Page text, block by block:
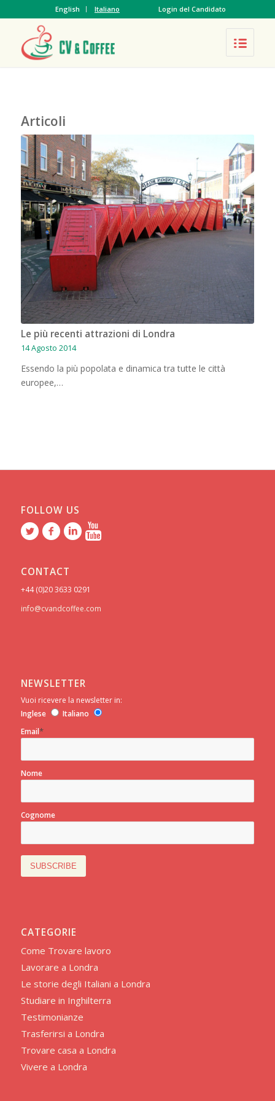
English Italiano Login del Candidato
Articoli
Le più recenti attrazioni di Londra
14 Agosto 2014
Essendo la più popolata e dinamica tra tutte le città
europee,…
FOLLOW US
CONTACT
+44 (0)20 3633 0291
info@cvandcoffee.com
NEWSLETTER
Vuoi ricevere la newsletter in:
Inglese
Italiano
Email*
Nome
Cognome
CATEGORIE
Come Trovare lavoro
Lavorare a Londra
Le storie degli Italiani a Londra
Studiare in Inghilterra
Testimonianze
Trasferirsi a Londra
Trovare casa a Londra
Vivere a Londra